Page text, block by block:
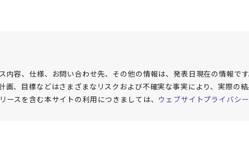
内容、仕様、お問い合わせ先、その他の情報は、発表日現在の情報で
画、目標などはさまざまなリスクおよび不確実な事実により、実際の
スを含む本サイトの利用につきましては、 ウェブサイトプライバシ